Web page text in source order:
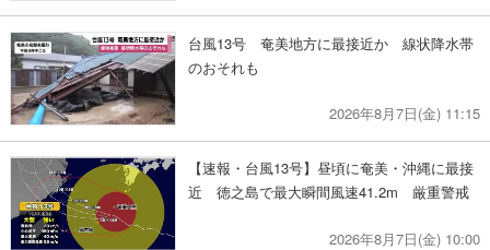
台風13号 奄美地方に最接近か 線状降水帯
のおそれも
2026年8月7日(金) 11:15
【速報・台風13号】昼頃に奄美・沖縄に最接
近 徳之島で最大瞬間風速41.2m 厳重警戒
2026年8月7日(金) 10:00